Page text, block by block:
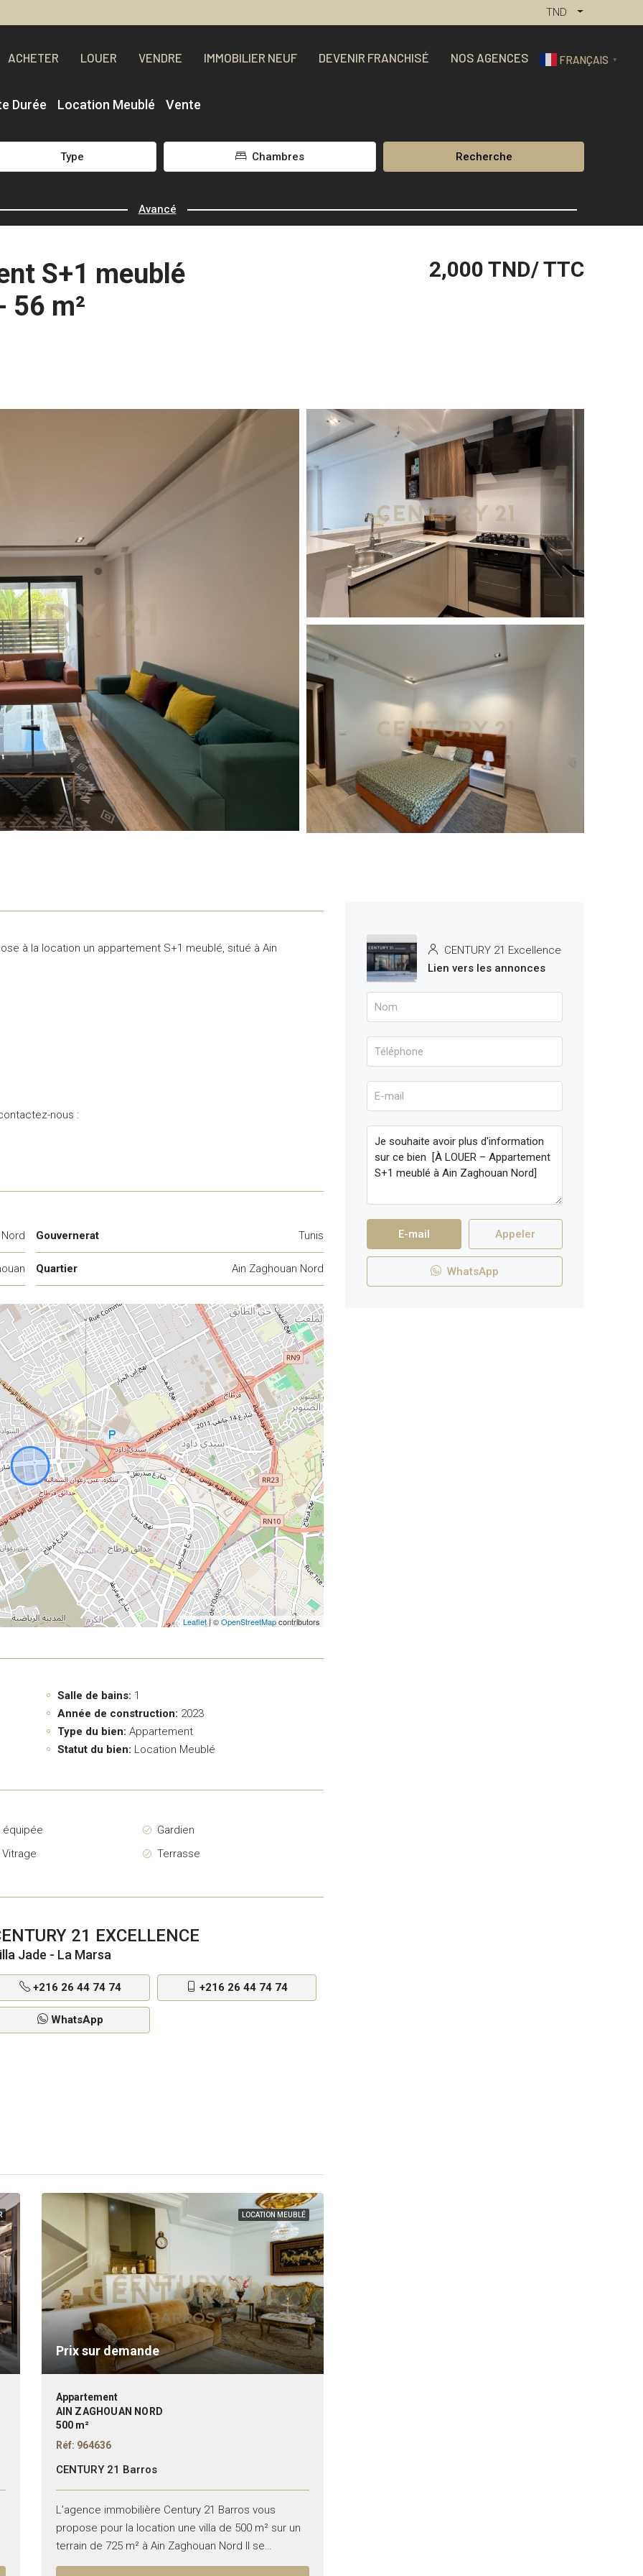
TND
ACHETER LOUER VENDRE IMMOBILIER NEUF DEVENIR FRANCHISÉ NOS AGENCES FRANÇAIS ▼
Durée Location Meublé Vente
Type Chambres Recherche
Avancé
S+1 meublé
56 m²
2,000 TND/ TTC
1 More
à la location un appartement S+1 meublé, situé à Ain
nous :
Gouvernerat Tunis
Quartier Ain Zaghouan Nord
Leaflet| ©OpenStreetMapcontributors
Salle de bains: 1
Année de construction: 2023
Type du bien: Appartement
Statut du bien: Location Meublé
équipée
Gardien
Terrasse
21 EXCELLENCE
Jade - La Marsa
+216 26 44 74 74 +216 26 44 74 74
WhatsApp
LOCATION MEUBLÉ
Prix sur demande
Appartement
AIN ZAGHOUAN NORD
500 m²
Réf: 964636
CENTURY 21 Barros
L’agence immobilière Century 21 Barros vous
propose pour la location une villa de 500 m² sur un
terrain de 725 m² à Ain Zaghouan Nord Il se
compose de : – Trois...
CENTURY 21 Excellence
Lien vers les annonces
E-mail Appeler
WhatsApp